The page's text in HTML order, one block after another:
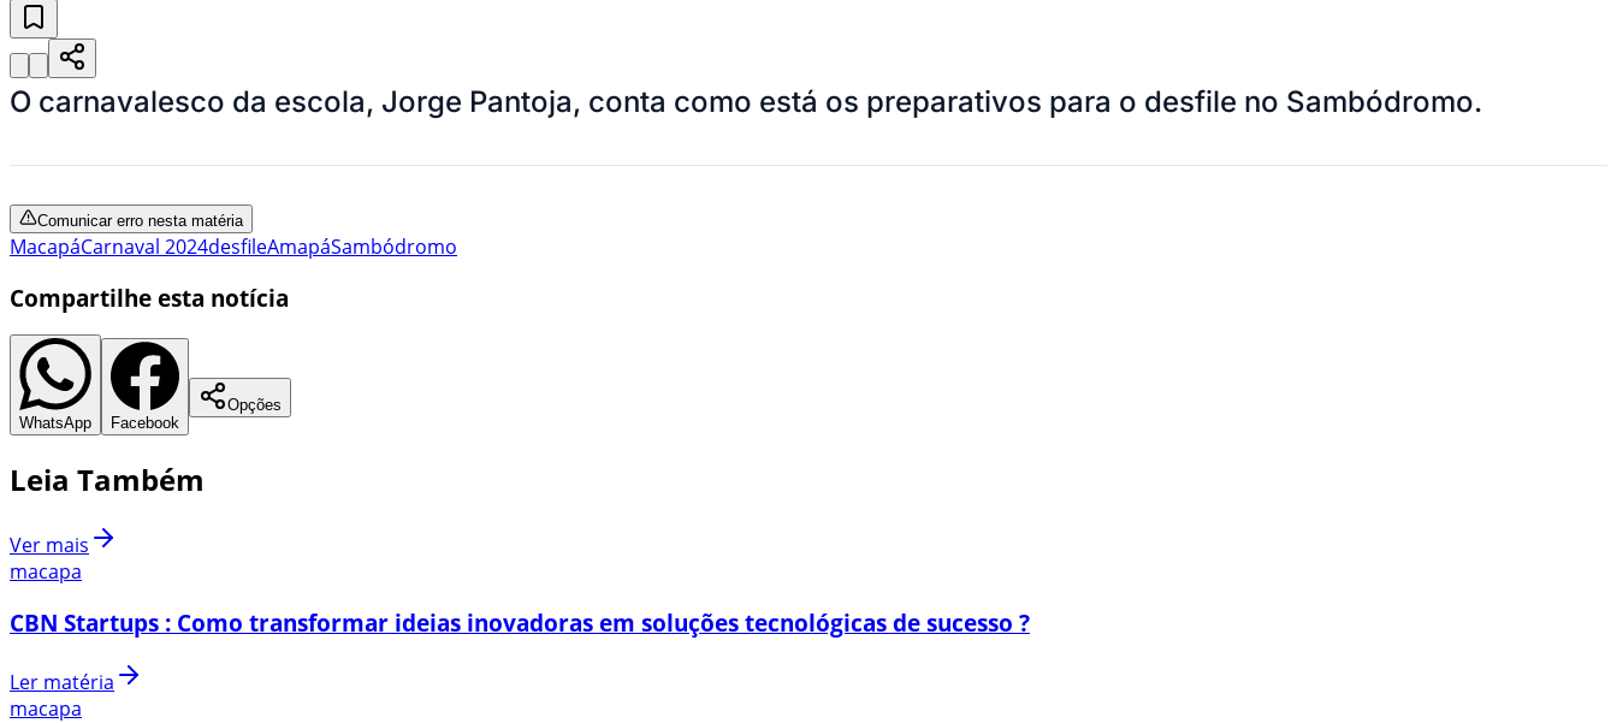
O carnavalesco da escola, Jorge Pantoja, conta como está os preparativos para o desfile no Sambódromo.
Comunicar erro nesta matéria
MacapáCarnaval 2024desfileAmapáSambódromo
Compartilhe esta notícia
WhatsApp Facebook
Opções
Leia Também
Ver mais
macapa
CBN Startups : Como transformar ideias inovadoras em soluções tecnológicas de sucesso ?
Ler matéria
macapa